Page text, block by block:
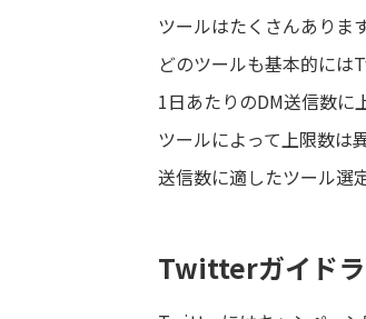
ツールはたくさんありま
どのツールも基本的に
1日あたりのDM送信数に
ツールによって上限数は
送信数に適したツール選
Twitterガイドラ